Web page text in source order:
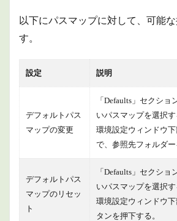
以下にパスマップに対して、可能
す。
設定 説明
デフォルトパス
マップの変更
「Defaults」セクショ
いパスマップを選択す
環境設定ウィンドウ
で、参照先フォルダー
デフォルトパス
マップのリセッ
ト
「Defaults」セクショ
いパスマップを選択す
環境設定ウィンドウ
タンを押下する。